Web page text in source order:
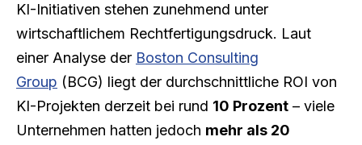
KI-Initiativen stehen zunehmend unter
wirtschaftlichem Rechtfertigungsdruck. Laut
einer Analyse der Boston Consulting
Group (BCG) liegt der durchschnittliche ROI von
KI-Projekten derzeit bei rund 10 Prozent – viele
Unternehmen hatten jedoch mehr als 20